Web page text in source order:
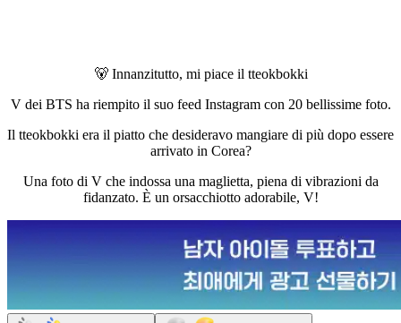
🐻 Innanzitutto, mi piace il tteokbokki
V dei BTS ha riempito il suo feed Instagram con 20 bellissime foto.
Il tteokbokki era il piatto che desideravo mangiare di più dopo essere
arrivato in Corea?
Una foto di V che indossa una maglietta, piena di vibrazioni da
fidanzato. È un orsacchiotto adorabile, V!